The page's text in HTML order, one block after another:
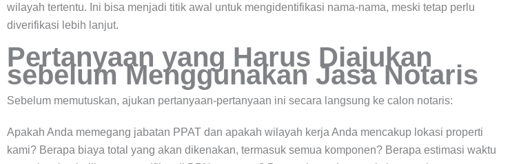
wilayah tertentu. Ini bisa menjadi titik awal untuk mengidentifikasi nama-nama, meski tetap perlu
diverifikasi lebih lanjut.
Pertanyaan yang Harus Diajukan
sebelum Menggunakan Jasa Notaris
Sebelum memutuskan, ajukan pertanyaan-pertanyaan ini secara langsung ke calon notaris:
Apakah Anda memegang jabatan PPAT dan apakah wilayah kerja Anda mencakup lokasi properti
kami? Berapa biaya total yang akan dikenakan, termasuk semua komponen? Berapa estimasi waktu